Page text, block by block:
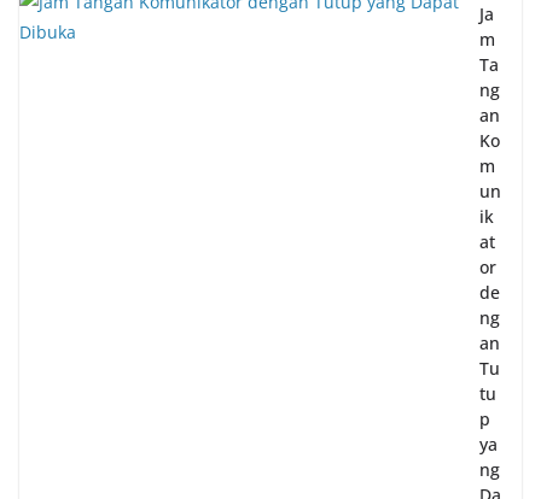
Ja
m
Ta
ng
an
Ko
m
un
ik
at
or
de
ng
an
Tu
tu
p
ya
ng